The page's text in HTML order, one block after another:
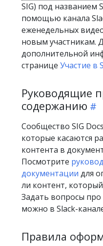
SIG) под названием
помощью канала
еженедельных
новым участникам.
дополнительной
странице Участие в
Руководящие
содержанию
Сообщество SIG
которые касаются
контента в
Посмотрите
документации для
ли контент,
Задать вопросы
можно в Slack-
Правила